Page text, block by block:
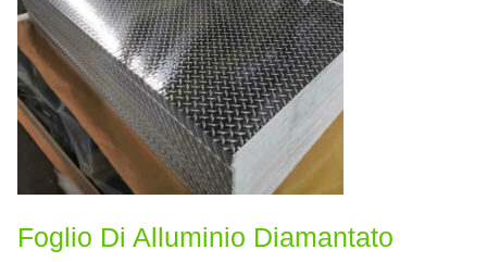
Foglio Di Alluminio Diamantato